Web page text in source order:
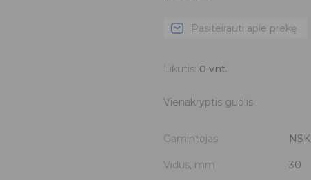
Pasiteirauti apie prekę
Likutis: 0 vnt.
Vienakryptis guolis
Gamintojas NSK
Vidus, mm 30